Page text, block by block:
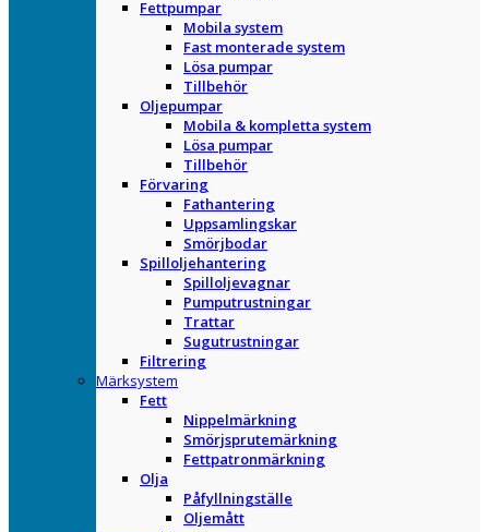
Fettpumpar
Mobila system
Fast monterade system
Lösa pumpar
Tillbehör
Oljepumpar
Mobila & kompletta system
Lösa pumpar
Tillbehör
Förvaring
Fathantering
Uppsamlingskar
Smörjbodar
Spilloljehantering
Spilloljevagnar
Pumputrustningar
Trattar
Sugutrustningar
Filtrering
Märksystem
Fett
Nippelmärkning
Smörjsprutemärkning
Fettpatronmärkning
Olja
Påfyllningställe
Oljemått